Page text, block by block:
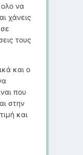
να
χάνεις
τους
και ο
που
στην
και